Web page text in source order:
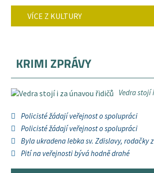
VÍCE Z KULTURY
KRIMI ZPRÁVY
Vedra stojí
Policisté žádají veřejnost o spolupráci
Policisté žádají veřejnost o spolupráci
Byla ukradena lebka sv. Zdislavy, rodačky
Pití na veřejnosti bývá hodně drahé